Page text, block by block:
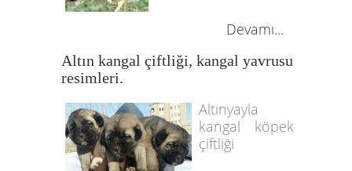
Devamı...
Altın kangal çiftliği, kangal yavrusu
resimleri.
Altınyayla
kangal köpek
çiftliği